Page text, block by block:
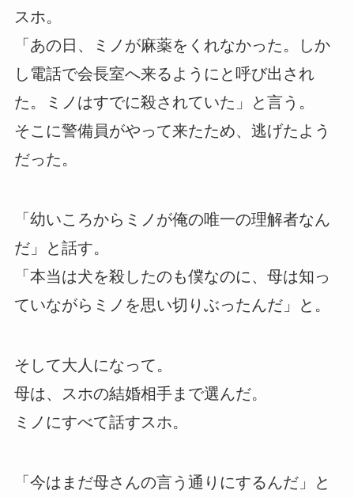
スホ。
「あの日、ミノが麻薬をくれなかった。しか
し電話で会長室へ来るようにと呼び出され
た。ミノはすでに殺されていた」と言う。
そこに警備員がやって来たため、逃げたよう
だった。
「幼いころからミノが俺の唯一の理解者なん
だ」と話す。
「本当は犬を殺したのも僕なのに、母は知っ
ていながらミノを思い切りぶったんだ」と。
そして大人になって。
母は、スホの結婚相手まで選んだ。
ミノにすべて話すスホ。
「今はまだ母さんの言う通りにするんだ」と